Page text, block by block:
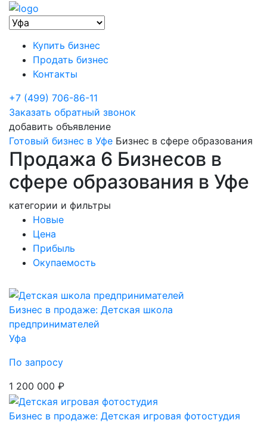
Купить бизнес
Продать бизнес
Контакты
+7 (499) 706-86-11
Заказать обратный звонок
добавить объявление
Готовый бизнес в Уфе Бизнес в сфере образования
Продажа 6 Бизнесов в
сфере образования в Уфе
категории и фильтры
Новые
Цена
Прибыль
Окупаемость
Бизнес в продаже: Детская школа
предпринимателей
Уфа
По запросу
1 200 000 ₽
Бизнес в продаже: Детская игровая фотостудия